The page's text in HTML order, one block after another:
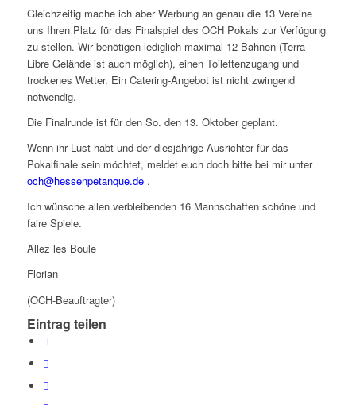
Gleichzeitig mache ich aber Werbung an genau die 13 Vereine
uns Ihren Platz für das Finalspiel des OCH Pokals zur Verfügung
zu stellen. Wir benötigen lediglich maximal 12 Bahnen (Terra
Libre Gelände ist auch möglich), einen Toilettenzugang und
trockenes Wetter. Ein Catering-Angebot ist nicht zwingend
notwendig.
Die Finalrunde ist für den So. den 13. Oktober geplant.
Wenn ihr Lust habt und der diesjährige Ausrichter für das
Pokalfinale sein möchtet, meldet euch doch bitte bei mir unter
och@hessenpetanque.de.
Ich wünsche allen verbleibenden 16 Mannschaften schöne und
faire Spiele.
Allez les Boule
Florian
(OCH-Beauftragter)
Eintrag teilen